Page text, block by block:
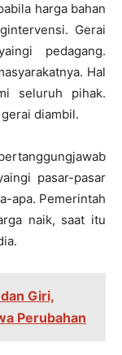
harga bahan
Gerai
pedagang.
Hal
seluruh pihak.
diambil.
pasar-pasar
apa. Pemerintah
naik, saat itu
Giri,
Perubahan